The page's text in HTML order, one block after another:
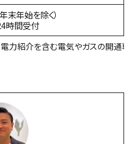
末年始を除く）
時間受付
力紹介を含む電気やガスの開通専